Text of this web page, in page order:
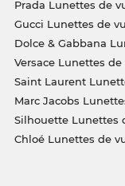
Prada Lunettes de
Gucci Lunettes de
Dolce & Gabbana
Versace Lunettes de
Saint Laurent
Marc Jacobs
Silhouette Lunettes
Chloé Lunettes de